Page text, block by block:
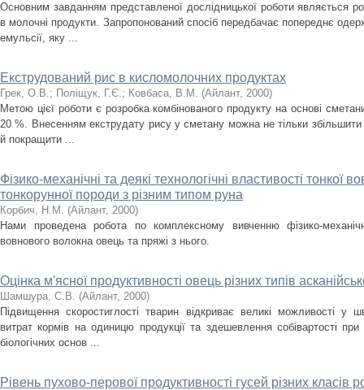
Основним завданням представленої дослідницької роботи являється
в молочні продукти. Запропонований спосіб передбачає попереднє
емульсії, яку ...
Екструдований рис в кисломолочних продуктах
Грек, О.В.; Поліщук, Г.Є.; Ковбаса, В.М. (Айлант, 2000)
Метою цієї роботи є розробка комбінованого продукту на основі
20 %. Внесенням екструдату рису у сметану можна не тільки збільшити
й покращити ...
Фізико-механічні та деякі технологічні властивості тонкої
тонкорунної породи з різним типом руна
Корбич, Н.М. (Айлант, 2000)
Нами проведена робота по комплексному вивченню фізико-
вовнового волокна овець та пряжі з нього.
Оцінка м'ясної продуктивності овець різних типів
Шамшура, С.В. (Айлант, 2000)
Підвищення скоростиглості тварин відкриває великі можливості у
витрат кормів на одиницю продукції та здешевлення собівартості
біологічних основ ...
Рівень пухово-перової продуктивності гусей різних